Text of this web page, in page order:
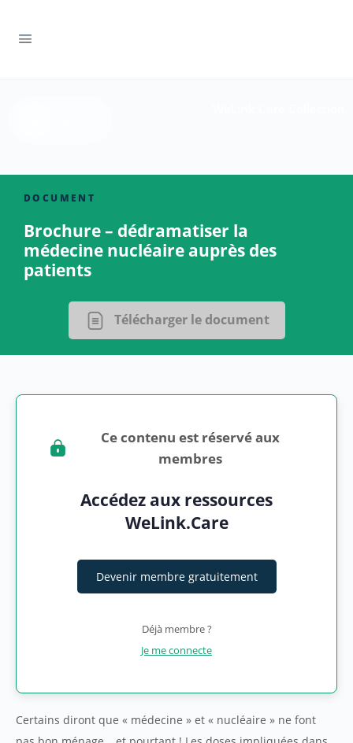
DOCUMENT
Brochure – dédramatiser la
médecine nucléaire auprès des
patients
Télécharger le document
Ce contenu est réservé aux
membres
Accédez aux ressources
WeLink.Care
Devenir membre gratuitement
Déjà membre ?
Je me connecte
Certains diront que « médecine » et « nucléaire » ne font